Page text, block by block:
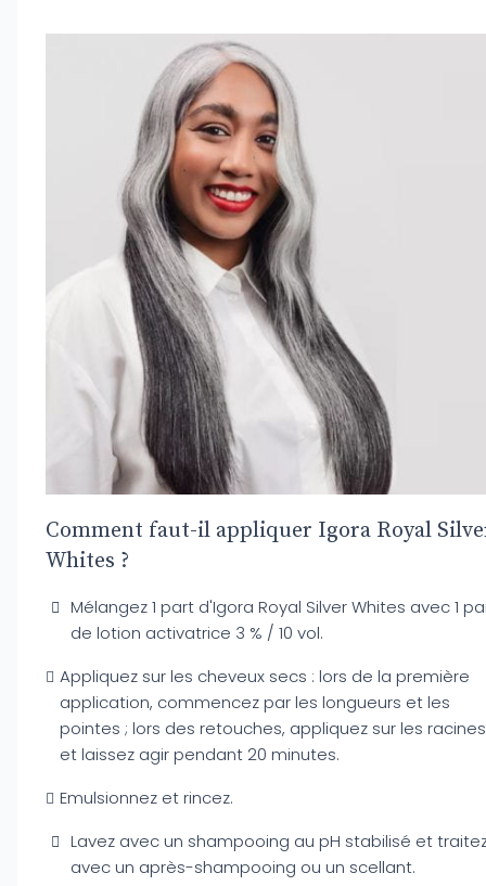
Comment faut-il appliquer Igora Royal
Whites ?
Mélangez 1 part d'Igora Royal Silver Whites avec 1
de lotion activatrice 3 % / 10 vol.
Appliquez sur les cheveux secs : lors de la première
application, commencez par les longueurs et les
pointes ; lors des retouches, appliquez sur les racines
et laissez agir pendant 20 minutes.
Emulsionnez et rincez.
Lavez avec un shampooing au pH stabilisé et
avec un après-shampooing ou un scellant.